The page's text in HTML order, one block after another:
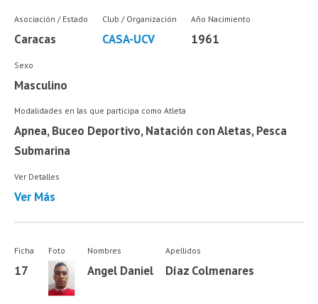
Asociación / Estado
Caracas
Club / Organización
CASA-UCV
Año Nacimiento
1961
Sexo
Masculino
Modalidades en las que participa como Atleta
Apnea, Buceo Deportivo, Natación con Aletas, Pesca
Submarina
Ver Detalles
Ver Más
Ficha
17
Foto Nombres
Angel Daniel
Apellidos
Díaz Colmenares